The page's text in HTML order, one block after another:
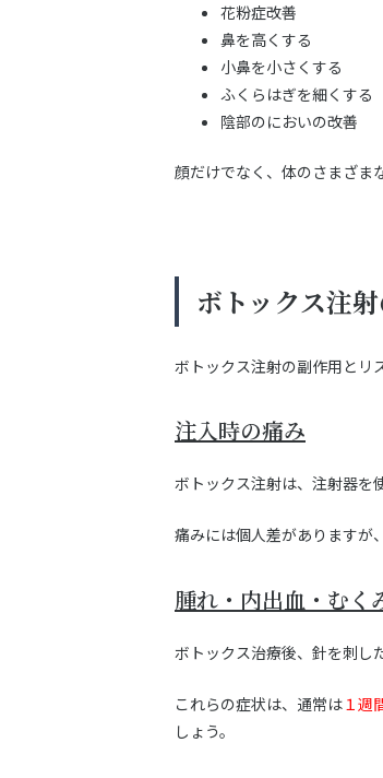
花粉症改善
鼻を高くする
小鼻を小さくする
ふくらはぎを細くする
陰部のにおいの改善
顔だけでなく、体のさまざま
ボトックス注
ボトックス注射の副作用とリ
注入時の痛み
ボトックス注射は、注射器を
痛みには個人差がありますが
腫れ・内出血・むく
ボトックス治療後、針を刺し
これらの症状は、通常は１週
しょう。